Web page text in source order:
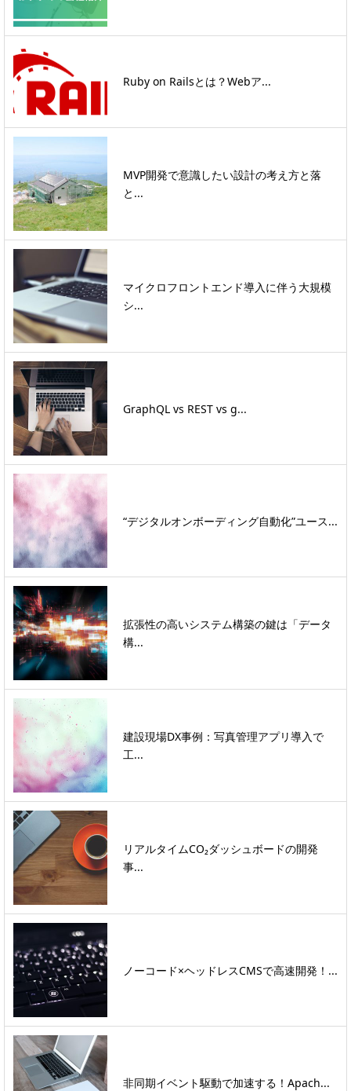
Ruby on Railsとは？Webア...
MVP開発で意識したい設計の考え方と落
と...
マイクロフロントエンド導入に伴う大規模
シ...
GraphQL vs REST vs g...
“デジタルオンボーディング自動化”ユース...
拡張性の高いシステム構築の鍵は「データ
構...
建設現場DX事例：写真管理アプリ導入で
工...
リアルタイムCO₂ダッシュボードの開発
事...
ノーコード×ヘッドレスCMSで高速開発！...
非同期イベント駆動で加速する！Apach...